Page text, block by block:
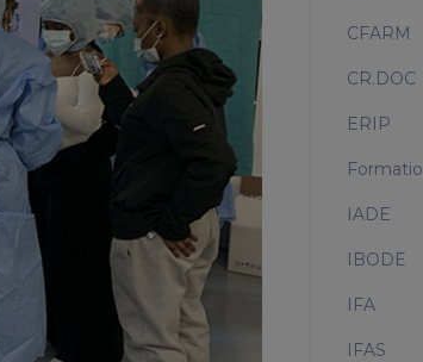
CFARM
CR.DOC
ERIP
IADE
IBODE
IFA
IFAS